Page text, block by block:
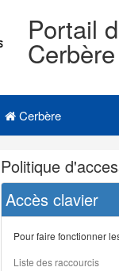
Portail
Cerbère
Cerbère
Navigation
et
outils
annexes
Politique
Accès clavier
Pour faire fonctionner
Liste des raccourcis